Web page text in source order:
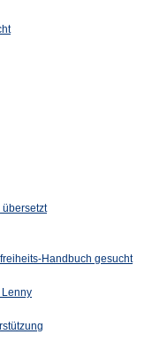
Handbuch gesucht
Lenny